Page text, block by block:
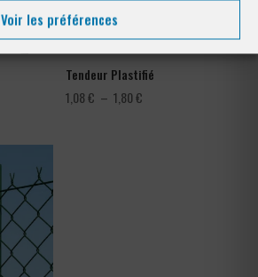
Voir les préférences
Tendeur Plastifié
1,08€ – 1,80€